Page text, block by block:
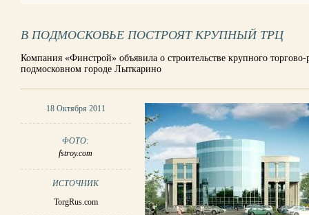
В ПОДМОСКОВЬЕ ПОСТРОЯТ КРУПНЫЙ ТРЦ
Компания «Финстрой» объявила о строительстве крупного торгово-
подмосковном городе Лыткарино
18 Октября 2011
ФОТО:
fstroy.com
ИСТОЧНИК
TorgRus.com